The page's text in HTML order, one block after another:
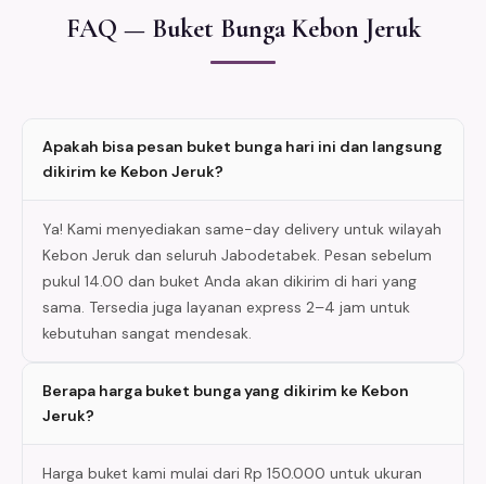
FAQ — Buket Bunga Kebon Jeruk
Apakah bisa pesan buket bunga hari ini dan langsung
dikirim ke Kebon Jeruk?
Ya! Kami menyediakan same-day delivery untuk wilayah
Kebon Jeruk dan seluruh Jabodetabek. Pesan sebelum
pukul 14.00 dan buket Anda akan dikirim di hari yang
sama. Tersedia juga layanan express 2–4 jam untuk
kebutuhan sangat mendesak.
Berapa harga buket bunga yang dikirim ke Kebon
Jeruk?
Harga buket kami mulai dari Rp 150.000 untuk ukuran